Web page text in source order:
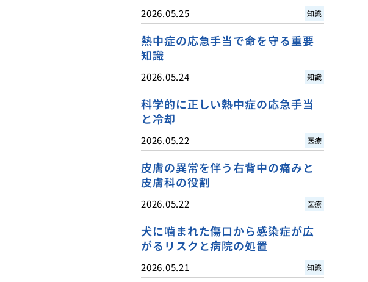
2026.05.25 知識
熱中症の応急手当で命を守る重要
知識
2026.05.24 知識
科学的に正しい熱中症の応急手当
と冷却
2026.05.22 医療
皮膚の異常を伴う右背中の痛みと
皮膚科の役割
2026.05.22 医療
犬に噛まれた傷口から感染症が広
がるリスクと病院の処置
2026.05.21 知識